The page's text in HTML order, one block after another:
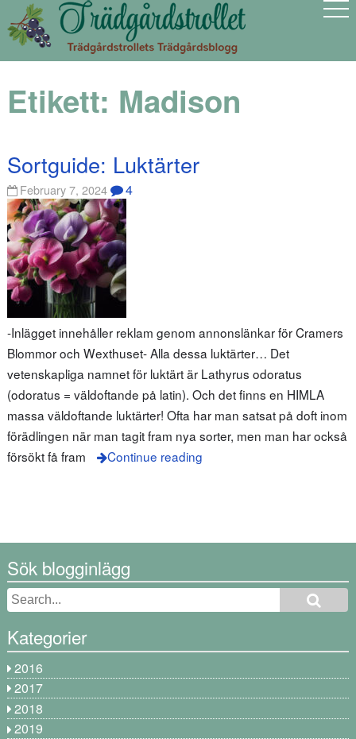
Etikett: Madison
Sortguide: Luktärter
February 7, 2024 4
-Inlägget innehåller reklam genom annonslänkar för Cramers
Blommor och Wexthuset- Alla dessa luktärter… Det
vetenskapliga namnet för luktärt är Lathyrus odoratus
(odoratus = väldoftande på latin). Och det finns en HIMLA
massa väldoftande luktärter! Ofta har man satsat på doft inom
förädlingen när man tagit fram nya sorter, men man har också
försökt få fram
Continue reading
Sök blogginlägg
Kategorier
2016
2017
2018
2019